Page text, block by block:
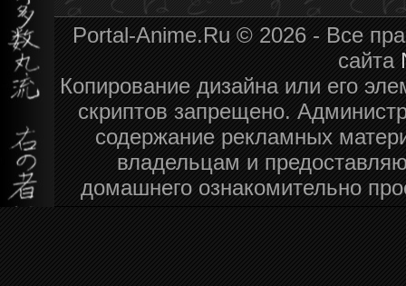
Portal-Anime.Ru © 2026 - Все
сайта
Копирование дизайна или его
скриптов запрещено.
содержание рекламных
владельцам и
домашнего ознакомительно